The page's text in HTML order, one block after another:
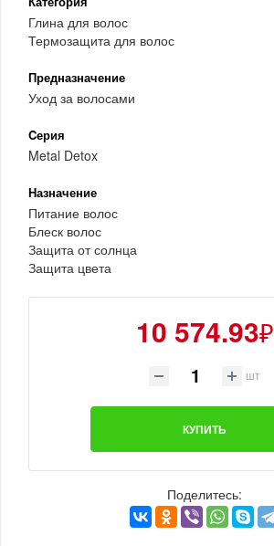
Глина для волос
Термозащита для волос
Предназначение
Уход за волосами
Cерия
Metal Detox
Назначение
Питание волос
Блеск волос
Защита от солнца
Защита цвета
10 574.93₽
шт
КУПИТЬ
Поделитесь: